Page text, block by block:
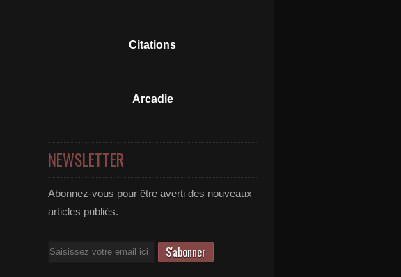
Citations
Arcadie
NEWSLETTER
Abonnez-vous pour être averti des nouveaux
articles publiés.
Email